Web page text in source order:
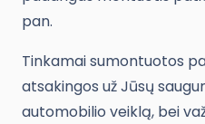
pan.
Tinkamai sumontuotos
atsakingos už Jūsų
automobilio veiklą, bei